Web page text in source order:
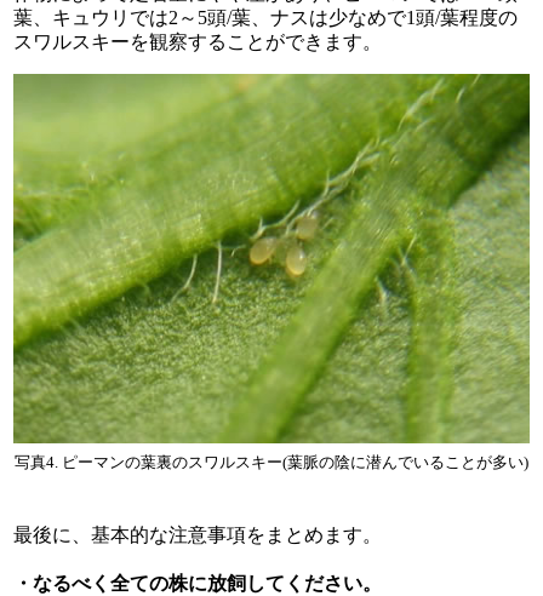
葉、キュウリでは2～5頭/葉、ナスは少なめで1頭/葉程度の
スワルスキーを観察することができます。
写真4. ピーマンの葉裏のスワルスキー(葉脈の陰に潜んでいることが多い)
最後に、基本的な注意事項をまとめます。
・なるべく全ての株に放飼してください。